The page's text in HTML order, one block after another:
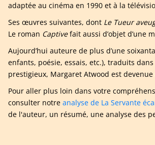
adaptée au cinéma en 1990 et à la
Ses œuvres suivantes, dont Le Tueur
Le roman Captivefait aussi d’objet d’une
Aujourd’hui auteure de plus d’une
enfants, poésie, essais, etc.), traduits
prestigieux, Margaret Atwood est
Pour aller plus loin dans votre
consulter notre analyse de La Servante
de l'auteur, un résumé, une analyse des